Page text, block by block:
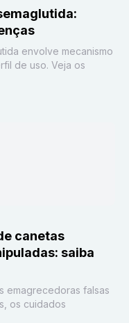
envolve mecanismo
de uso. Veja os
canetas
saiba
emagrecedoras falsas
os cuidados